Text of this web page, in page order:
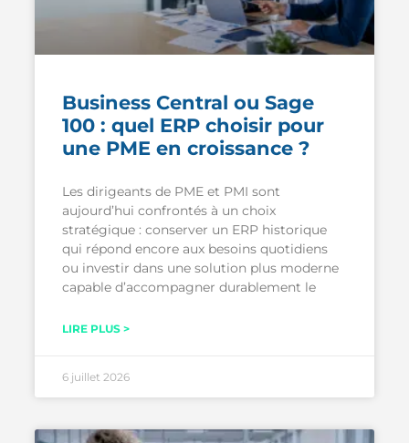
Business Central ou Sage
100 : quel ERP choisir pour
une PME en croissance ?
Les dirigeants de PME et PMI sont
aujourd’hui confrontés à un choix
stratégique : conserver un ERP historique
qui répond encore aux besoins quotidiens
ou investir dans une solution plus moderne
capable d’accompagner durablement le
LIRE PLUS >
6 juillet 2026